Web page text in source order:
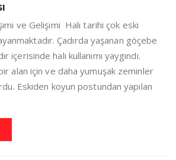
ve Gelişimi Halı tarihi çok eski
Çadırda yaşanan göçebe
içerisinde halı kullanımı yaygındı.
alan için ve daha yumuşak zeminler
Eskiden koyun postundan yapılan